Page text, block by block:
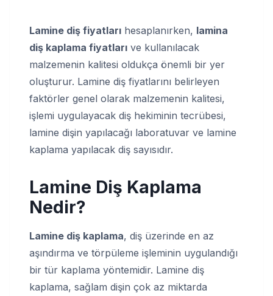
Lamine diş fiyatları hesaplanırken, lamina
diş kaplama fiyatları ve kullanılacak
malzemenin kalitesi oldukça önemli bir yer
oluşturur. Lamine diş fiyatlarını belirleyen
faktörler genel olarak malzemenin kalitesi,
işlemi uygulayacak diş hekiminin tecrübesi,
lamine dişin yapılacağı laboratuvar ve lamine
kaplama yapılacak diş sayısıdır.
Lamine Diş Kaplama
Nedir?
Lamine diş kaplama, diş üzerinde en az
aşındırma ve törpüleme işleminin uygulandığı
bir tür kaplama yöntemidir. Lamine diş
kaplama, sağlam dişin çok az miktarda